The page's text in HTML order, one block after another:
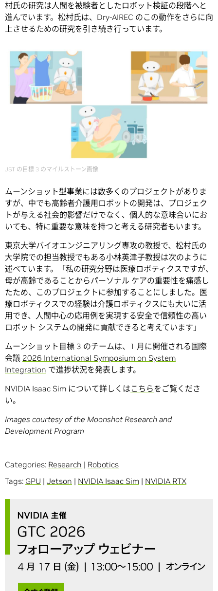
村氏の研究は人間を被験者としたロボット検証の段階へと
進んでいます。松村氏は、Dry-AIREC のこの動作をさらに向
上させるための研究を引き続き行っています。
JST の目標 3 のマイルストーン画像
ムーンショット型事業には数多くのプロジェクトがありま
すが、中でも高齢者介護用ロボットの開発は、プロジェク
トが与える社会的影響だけでなく、個人的な意味合いにお
いても、特に重要な意味を持つと考える研究者もいます。
東京大学バイオエンジニアリング専攻の教授で、松村氏の
大学院での担当教授でもある小林英津子教授は次のように
述べています。「私の研究分野は医療ロボティクスですが、
母が高齢であることからパーソナル ケアの重要性を痛感し
たため、このプロジェクトに参加することにしました。医
療ロボティクスでの経験は介護ロボティクスにも大いに活
用でき、人間中心の応用例を実現する安全で信頼性の高い
ロボット システムの開発に貢献できると考えています」
ムーンショット目標 3 のチームは、1 月に開催される国際
会議 2026 International Symposium on System
Integration で進捗状況を発表します。
NVIDIA Isaac Sim について詳しくはこちらをご覧くださ
い。
Images courtesy of the Moonshot Research and
Development Program
Categories: Research | Robotics
Tags: GPU | Jetson | NVIDIA Isaac Sim | NVIDIA RTX